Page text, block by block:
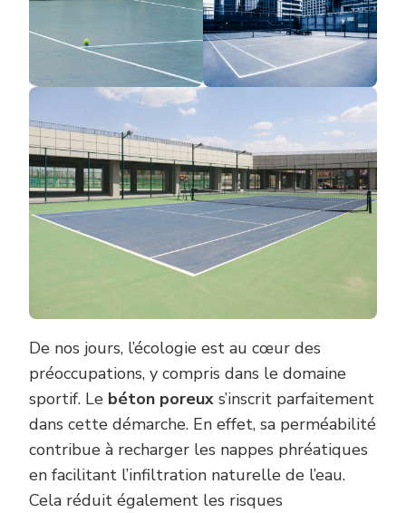
De nos jours, l’écologie est au cœur des
préoccupations, y compris dans le domaine
sportif. Le béton poreux s’inscrit parfaitement
dans cette démarche. En effet, sa perméabilité
contribue à recharger les nappes phréatiques
en facilitant l’infiltration naturelle de l’eau.
Cela réduit également les risques